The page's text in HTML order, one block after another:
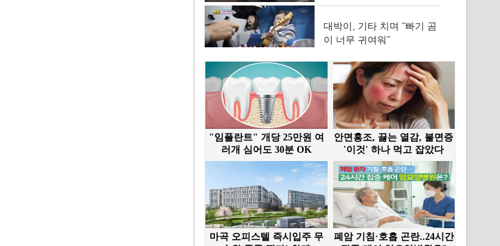
02:46
대박이, 기타 치며 ˝빠기 곰
이 너무 귀여워˝
02:16
이동국, 어깨 위 앵무새에
잔뜩 위축
02:53
소다 남매, 이범수 찾고 눈
물 펑펑